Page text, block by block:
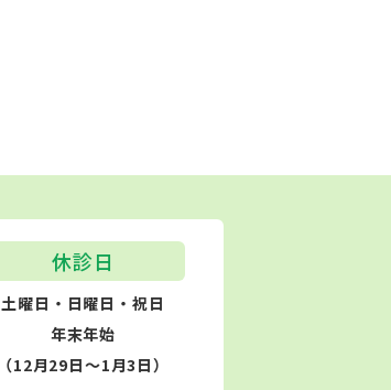
休診日
土曜日・日曜日・祝日
年末年始
（12月29日～1月3日）